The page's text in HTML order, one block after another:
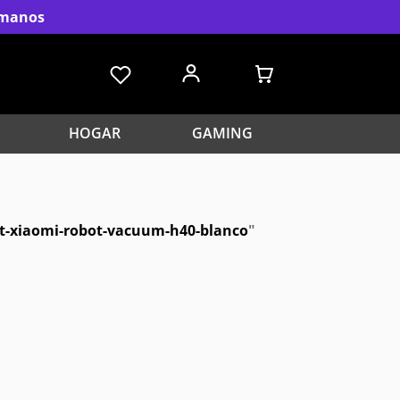
HOGAR GAMING
xiaomi-robot-vacuum-h40-blanco"